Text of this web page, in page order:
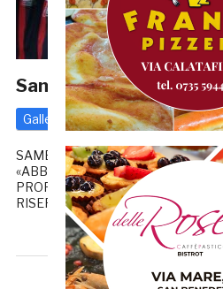
Samb-Notaresco 3-2,
Gallerie Serie D 20 Gennaio
SAMB-NOTARESCO 3-2, LA
«ABBIAMO CONCESSO UN PO’
PROPRIETÀ DE LA GAZZETTA
RISERVATA TUTTE LE NOTIZIE